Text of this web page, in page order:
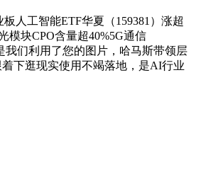
人工智能ETF华夏（159381）涨超
模块CPO含量超40%5G通信
我们利用了您的图片，哈马斯带领层
下逛现实使用不竭落地，是AI行业